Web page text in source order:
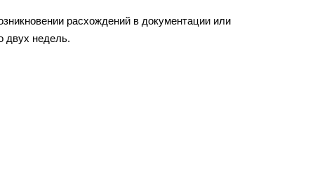
расхождений в документации или
двух недель.